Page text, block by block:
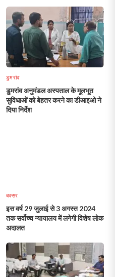
डुमरांव
डुमरांव अनुमंडल अस्पताल के मूलभूत
सुविधाओं को बेहतर करने का डीआइओ ने
दिया निर्देश
बक्सर
इस वर्ष 29 जुलाई से 3 अगस्त 2024
तक सर्वोच्च न्यायालय में लगेगी विशेष लोक
अदालत